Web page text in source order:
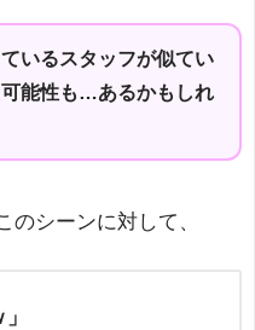
いるスタッフが似てい
能性も…あるかもしれ
のシーンに対して、